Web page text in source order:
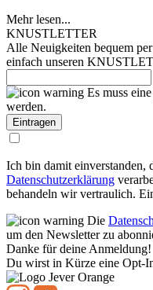
Mehr lesen...
KNUSTLETTER
Alle Neuigkeiten bequem
einfach unseren
Es muss
werden.
Ich bin damit einverstanden,
Datenschutzerklärung
behandeln wir vertraulich.
Die
um den Newsletter zu
Danke für deine Anmeldung!
Du wirst in Kürze eine Opt-